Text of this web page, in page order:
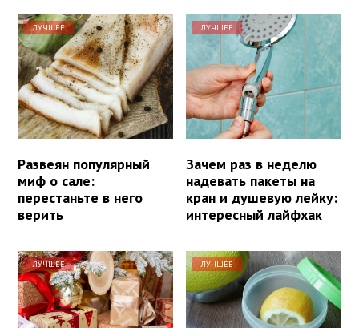
ЛУЧШЕЕ
Развеян популярный
миф о сале:
перестаньте в него
верить
ЛУЧШЕЕ
Зачем раз в неделю
надевать пакеты на
кран и душевую лейку:
интересный лайфхак
ЛУЧШЕЕ ЛУЧШЕЕ